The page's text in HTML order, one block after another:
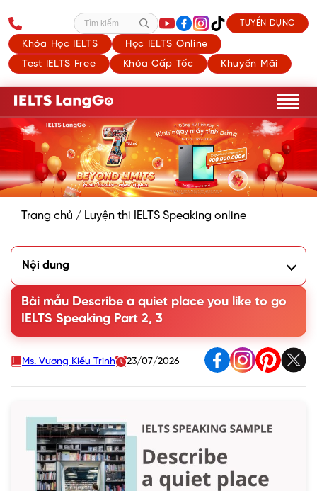
Khóa Học IELTS
Học IELTS Online
Test IELTS Free
Khóa Cấp Tốc Khuyến Mãi
Tìm kiếm TUYỂN DỤNG
Trang chủ / Luyện thi IELTS Speaking online
Nội dung
2. Sample Describe a quiet place you like to go Part 2
3. Part 3 Describe a quiet place you like to go: Questions &
Answers
Bài mẫu Describe a quiet place you like to go
IELTS Speaking Part 2, 3
Ms. Vương Kiều Trinh 23/07/2026